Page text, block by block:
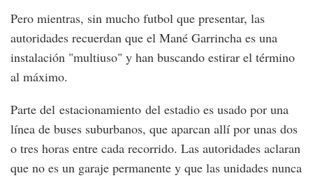
Pero mientras, sin mucho futbol que presentar, las
autoridades recuerdan que el Mané Garrincha es una
instalación "multiuso" y han buscando estirar el término
al máximo.
Parte del estacionamiento del estadio es usado por una
línea de buses suburbanos, que aparcan allí por unas dos
o tres horas entre cada recorrido. Las autoridades aclaran
que no es un garaje permanente y que las unidades nunca